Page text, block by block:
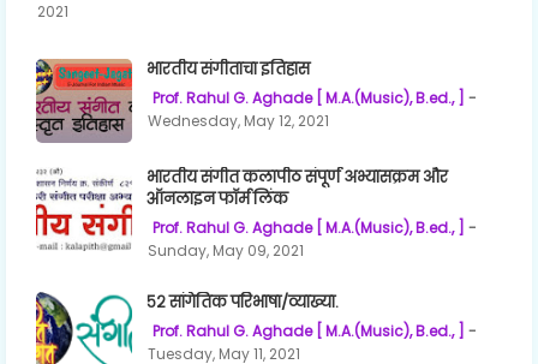
2021
भारतीय संगीताचा इतिहास
Prof. Rahul G. Aghade [ M.A.(Music), B.ed., ]
Wednesday, May 12, 2021
भारतीय संगीत कलापीठ संपूर्ण अभ्यासक्रम और
ऑनलाइन फॉर्म लिंक
Prof. Rahul G. Aghade [ M.A.(Music), B.ed., ]
Sunday, May 09, 2021
५२ सांगेतिक परिभाषा/व्याख्या.
Prof. Rahul G. Aghade [ M.A.(Music), B.ed., ]
Tuesday, May 11, 2021